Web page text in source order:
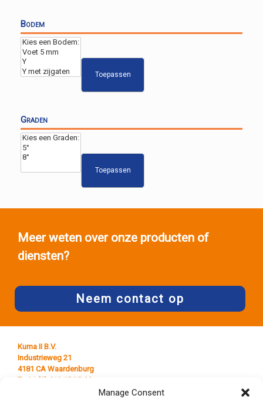
Manage Consent
Bodem
Toepassen
Graden
Toepassen
Meer weten over onze producten of
diensten?
Neem contact op
Kuma II B.V.
Industrieweg 21
4181 CA Waardenburg
T +31 (0) 418 65 25 44